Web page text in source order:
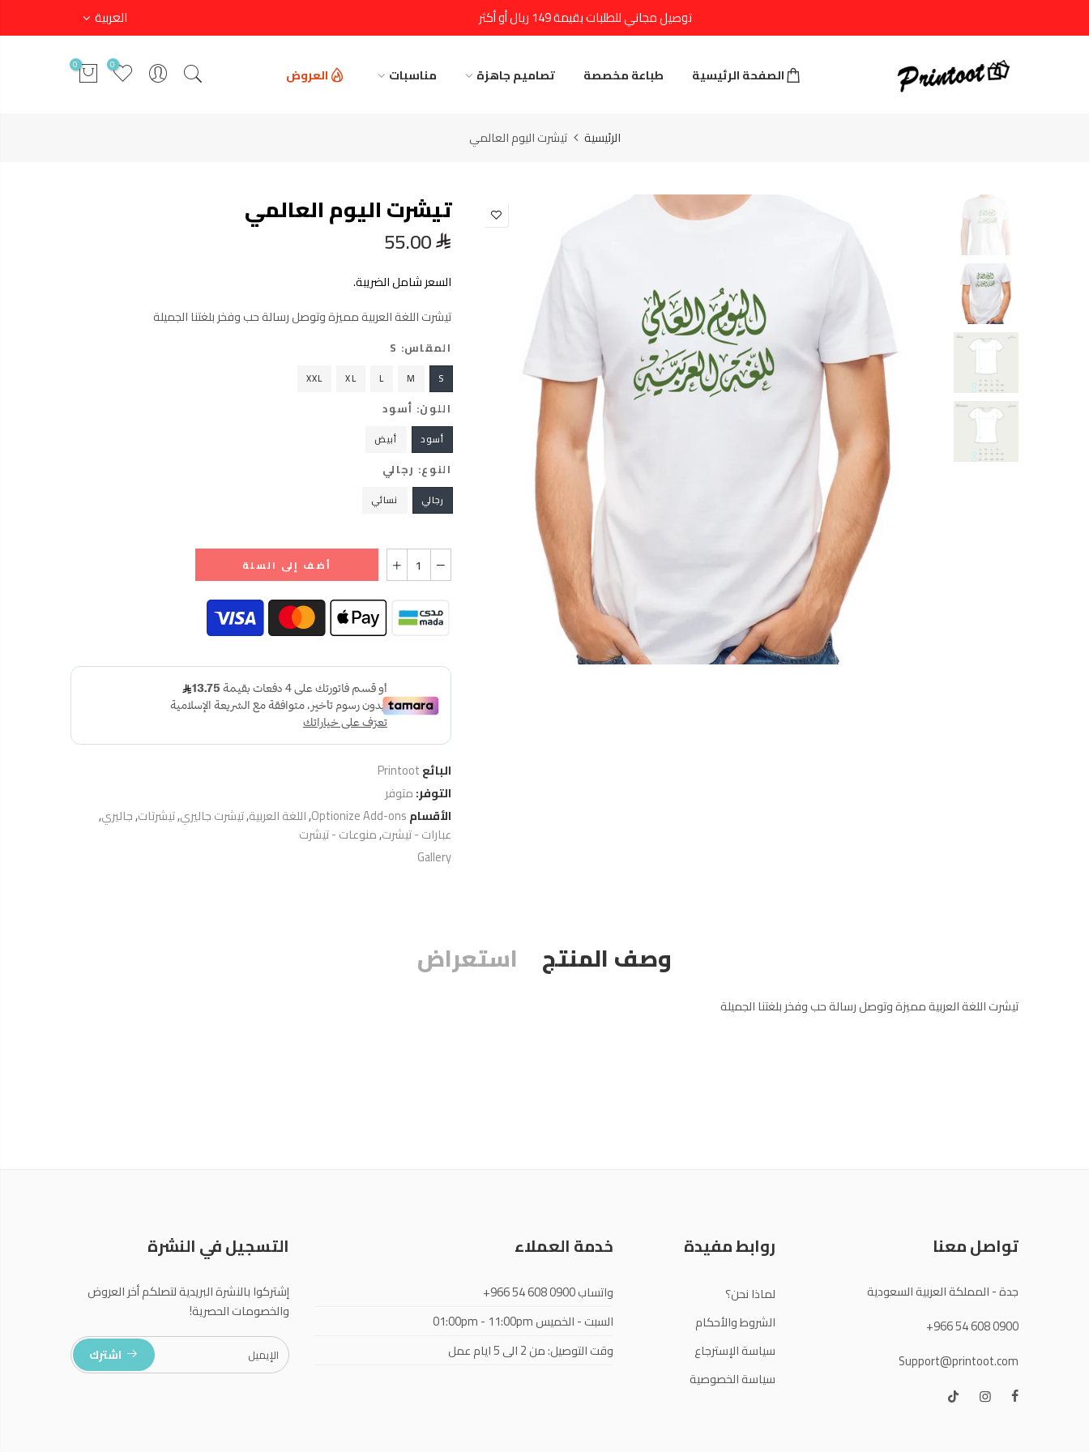
توصيل مجاني للطلبات بقيمة 149 ريال أو أكثر العربية
الصفحة الرئيسية طباعة مخصصة تصاميم جاهزة مناسبات العروض 0
0
الرئيسية تيشرت اليوم العالمي
تيشرت اليوم العالمي
55.00
السعر شامل الضريبة.
تيشرت اللغة العربية مميزة وتوصل رسالة حب وفخر بلغتنا الجميلة
المقاس: S
S
M
L
XL
XXL
اللون: أسود
أسود أبيض
النوع: رجالي
رجالي نسائي
أضف إلى السلة
البائعPrintoot
التوفر:متوفر
الأقسامOptionize Add-ons
,اللغة العربية,تيشرت جاليري,تيشرتات,جاليري,
عبارات - تيشرت,منوعات - تيشرت
Gallery
وصف المنتج استعراض
تيشرت اللغة العربية مميزة وتوصل رسالة حب وفخر بلغتنا الجميلة
تواصل معنا
جدة - المملكة العربية السعودية
+966 54 608 0900
Support@printoot.com
روابط مفيدة
لماذا نحن؟
الشروط والأحكام
سياسة الإسترجاع
سياسة الخصوصية
خدمة العملاء
واتساب+966 54 608 0900
السبت - الخميس01:00pm - 11:00pm
وقت التوصيل: من 2 الى 5 ايام عمل
التسجيل في النشرة
إشتركوا بالنشرة البريدية لتصلكم أخر العروض
والخصومات الحصرية!
اشترك